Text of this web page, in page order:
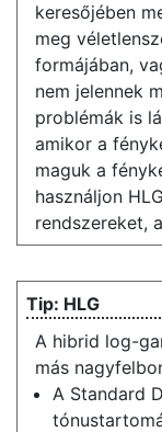
keresőjében
meg
formájában,
nem jelennek
problémák is
amikor a
maguk a
használjon
rendszereket,
HLG
A hibrid log-
más
A Standard